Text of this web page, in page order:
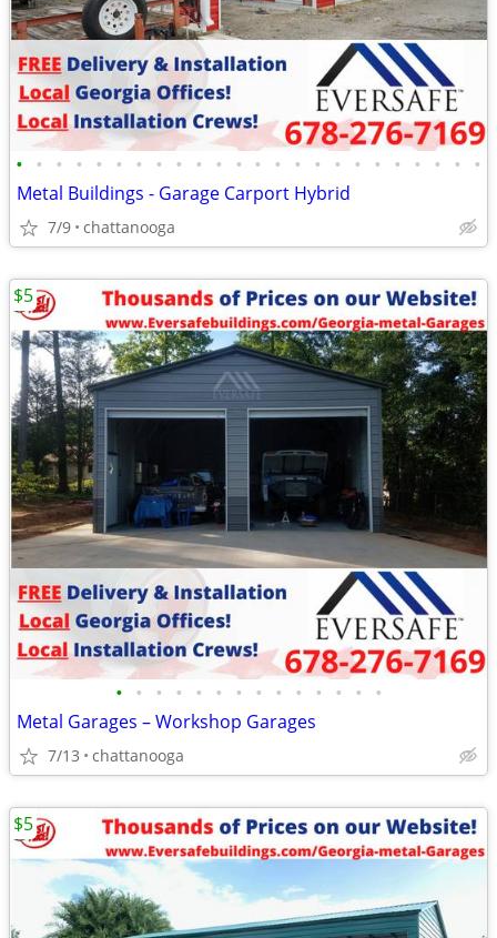
• • • • • • • • • • • • • • • • • • • • • • • •
Metal Buildings - Garage Carport Hybrid
7/9 chattanooga
• • • • • • • • • • • • • •
Metal Garages – Workshop Garages
7/13 chattanooga
$5
$5